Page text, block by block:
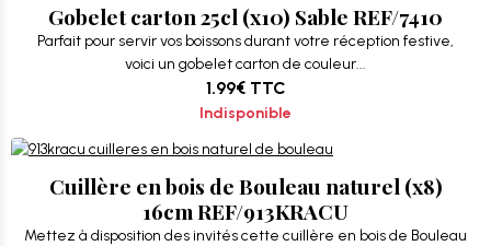
Gobelet carton 25cl (x10) Sable REF/7410
Parfait pour servir vos boissons durant votre réception festive,
voici un gobelet carton de couleur...
1.99€ TTC
Indisponible
Cuillère en bois de Bouleau naturel (x8)
16cm REF/913KRACU
Mettez à disposition des invités cette cuillère en bois de Bouleau